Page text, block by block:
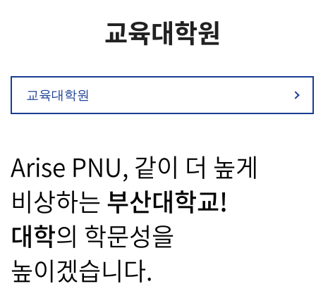
교육대학원
교육대학원
Arise PNU, 같이 더 높게
비상하는부산대학교!
대학의 학문성을
높이겠습니다.